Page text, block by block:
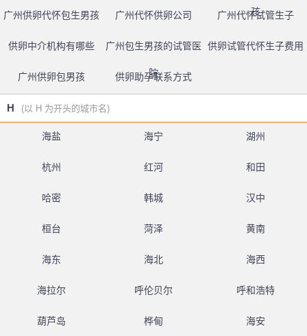
孩
广州供卵代怀包生男孩 广州代怀供卵公司 广州代怀试管生子
供卵中介机构有哪些 广州包生男孩的试管医
院
供卵试管代怀生子费用
广州供卵包男孩 供卵助孕联系方式
H (以 H 为开头的城市名)
海盐 海宁 湖州
杭州 红河 和田
哈密 韩城 汉中
桓台 菏泽 黄南
海东 海北 海西
海拉尔 呼伦贝尔 呼和浩特
葫芦岛 桦甸 海安